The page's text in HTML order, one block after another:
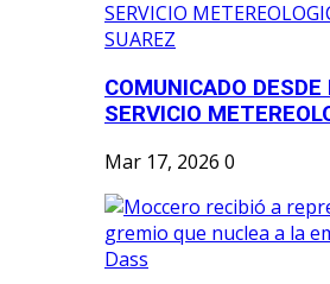
COMUNICADO
SERVICIO
Mar 17, 2026 0